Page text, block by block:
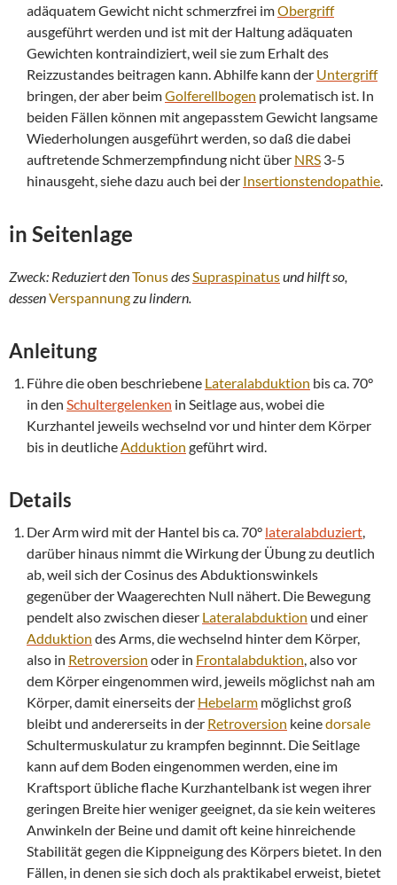
adäquatem Gewicht nicht schmerzfrei imObergriff
ausgeführt werden und ist mit der Haltung adäquaten
Gewichten kontraindiziert, weil sie zum Erhalt des
Reizzustandes beitragen kann. Abhilfe kann der Untergriff
bringen, der aber beimGolferellbogen prolematisch ist. In
beiden Fällen können mit angepasstem Gewicht langsame
Wiederholungen ausgeführt werden, so daß die dabei
auftretende Schmerzempfindung nicht über NRS 3-5
hinausgeht, siehe dazu auch bei der Insertionstendopathie
in Seitenlage
Zweck: Reduziert denTonusdes Supraspinatusund hilft so,
dessenVerspannung zu lindern.
Anleitung
Führe die oben beschriebene Lateralabduktion bis ca. 70°
in den Schultergelenken in Seitlage aus, wobei die
Kurzhantel jeweils wechselnd vor und hinter dem Körper
bis in deutliche Adduktion geführt wird.
Details
Der Arm wird mit der Hantel bis ca. 70° lateralabduziert
darüber hinaus nimmt die Wirkung der Übung zu deutlich
ab, weil sich der Cosinus des Abduktionswinkels
gegenüber der Waagerechten Null nähert. Die Bewegung
pendelt also zwischen dieser Lateralabduktion und einer
Adduktion des Arms, die wechselnd hinter dem Körper,
also in Retroversion oder in Frontalabduktion , also vor
dem Körper eingenommen wird, jeweils möglichst nah am
Körper, damit einerseits der Hebelarm möglichst groß
bleibt und andererseits in der Retroversion keinedorsale
Schultermuskulatur zu krampfen beginnnt. Die Seitlage
kann auf dem Boden eingenommen werden, eine im
Kraftsport übliche flache Kurzhantelbank ist wegen ihrer
geringen Breite hier weniger geeignet, da sie kein weiteres
Anwinkeln der Beine und damit oft keine hinreichende
Stabilität gegen die Kippneigung des Körpers bietet. In den
Fällen, in denen sie sich doch als praktikabel erweist, bietet